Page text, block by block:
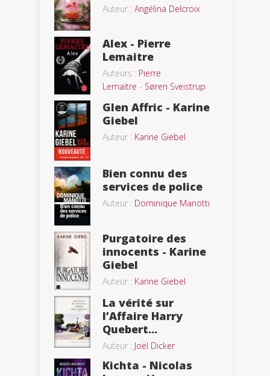
Auteur : Angélina Delcroix
Alex - Pierre
Lemaitre
Auteurs : Pierre
Lemaitre - Søren Sveistrup
Glen Affric - Karine
Giebel
Auteur : Karine Giebel
Bien connu des
services de police
Auteur : Dominique Manotti
Purgatoire des
innocents - Karine
Giebel
Auteur : Karine Giebel
La vérité sur
l’Affaire Harry
Quebert...
Auteur : Joël Dicker
Kichta - Nicolas